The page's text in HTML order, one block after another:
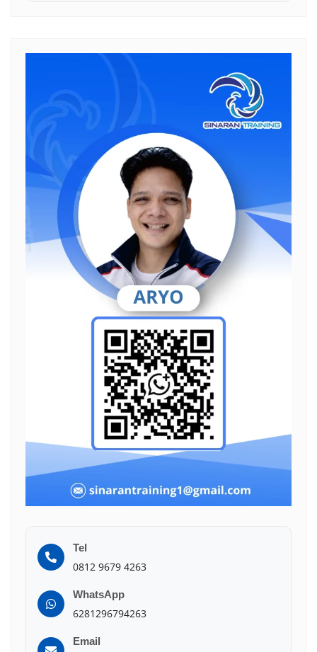
Tel
0812 9679 4263
WhatsApp
6281296794263
Email